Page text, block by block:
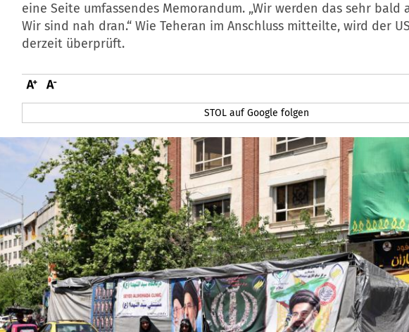
eine Seite umfassendes Memorandum. „Wir werden das sehr bald
Wir sind nah dran.“ Wie Teheran im Anschluss mitteilte, wird der
derzeit überprüft.
STOL auf Google folgen